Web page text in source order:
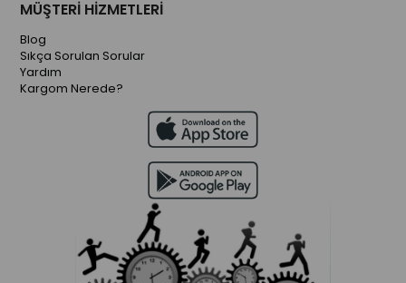
MÜŞTERİ HİZMETLERİ
Blog
Sıkça Sorulan Sorular
Yardım
Kargom Nerede?